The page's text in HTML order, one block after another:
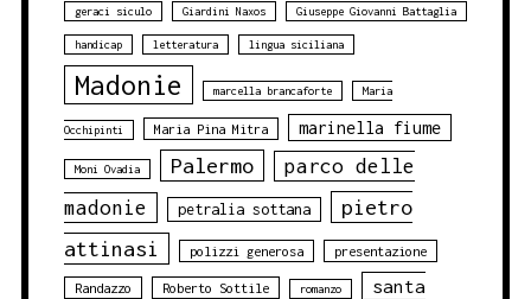
geraci siculo Giardini Naxos Giuseppe Giovanni Battaglia
handicap letteratura lingua siciliana
Madonie marcella brancaforte Maria
Occhipinti Maria Pina Mitra marinella fiume
Moni Ovadia Palermo
parco delle
madonie
petralia sottana
pietro
attinasi
polizzi generosa presentazione
Randazzo Roberto Sottile romanzo santa